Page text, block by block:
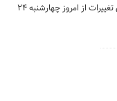
بورس کالای ایران با انتشار اطلاعیه‌ای، از تغییر محدودیت سقف دارایی اشخاص حقیقی و حقوقی در بازار گواهی سپرده شمش نقره خبر داد؛ این تغییرات از امروز چهارشنبه ۲۴